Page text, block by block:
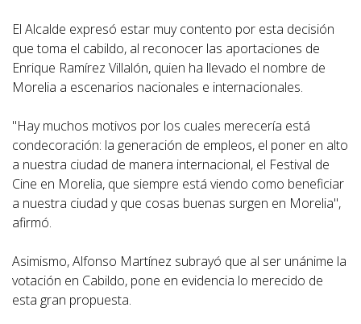
El Alcalde expresó estar muy contento por esta decisión
que toma el cabildo, al reconocer las aportaciones de
Enrique Ramírez Villalón, quien ha llevado el nombre de
Morelia a escenarios nacionales e internacionales.
"Hay muchos motivos por los cuales merecería está
condecoración: la generación de empleos, el poner en alto
a nuestra ciudad de manera internacional, el Festival de
Cine en Morelia, que siempre está viendo como beneficiar
a nuestra ciudad y que cosas buenas surgen en Morelia",
afirmó.
Asimismo, Alfonso Martínez subrayó que al ser unánime la
votación en Cabildo, pone en evidencia lo merecido de
esta gran propuesta.